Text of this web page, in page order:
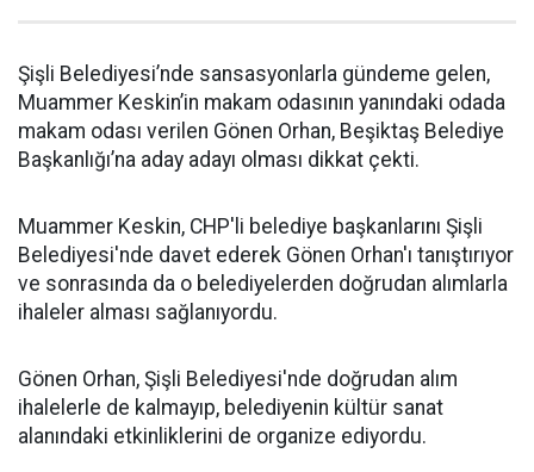
Şişli Belediyesi’nde sansasyonlarla gündeme gelen,
Muammer Keskin’in makam odasının yanındaki odada
makam odası verilen Gönen Orhan, Beşiktaş Belediye
Başkanlığı’na aday adayı olması dikkat çekti.
Muammer Keskin, CHP'li belediye başkanlarını Şişli
Belediyesi'nde davet ederek Gönen Orhan'ı tanıştırıyor
ve sonrasında da o belediyelerden doğrudan alımlarla
ihaleler alması sağlanıyordu.
Gönen Orhan, Şişli Belediyesi'nde doğrudan alım
ihalelerle de kalmayıp, belediyenin kültür sanat
alanındaki etkinliklerini de organize ediyordu.